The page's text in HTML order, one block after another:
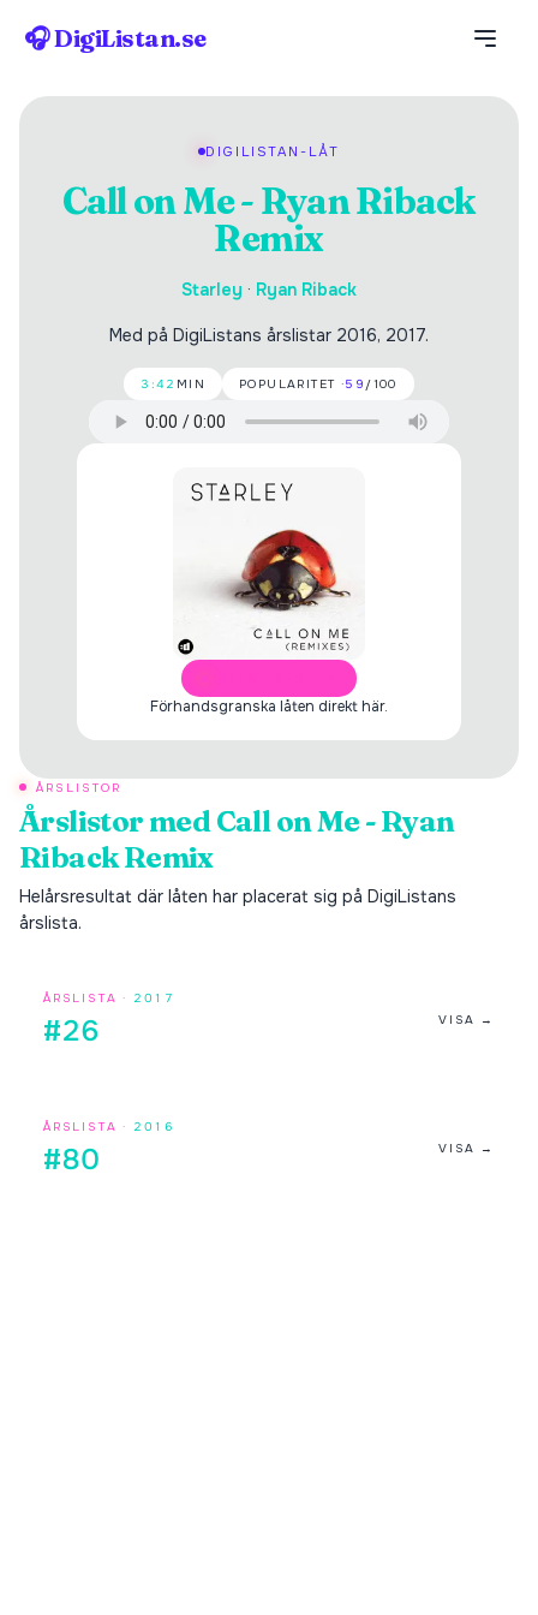
🎧 DigiListan.se
DIGILISTAN-LÅT
Call on Me - Ryan Riback
Remix
Starley · Ryan Riback
Med på DigiListans årslistar 2016, 2017.
3:42 MIN POPULARITET ·59 /100
Förhandsgranska låten direkt här.
ÅRSLISTOR
Årslistor medCall on Me - Ryan
Riback Remix
Helårsresultat där låten har placerat sig på DigiListans
årslista.
ÅRSLISTA · 2017
#26 VISA →
ÅRSLISTA · 2016
#80 VISA →